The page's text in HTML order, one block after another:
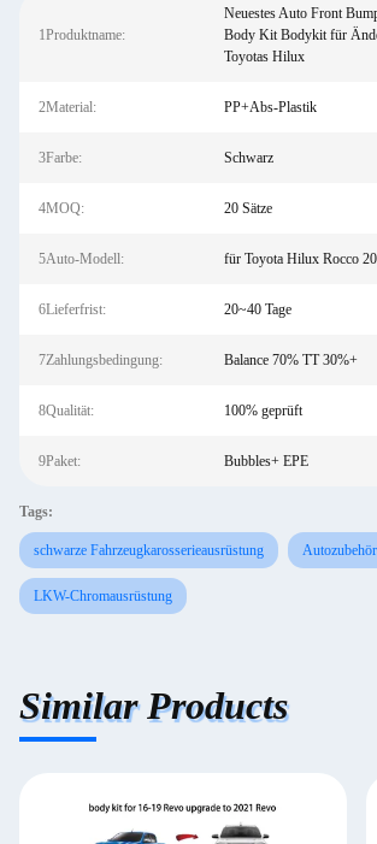
1Produktname:
Neuestes Auto Front
Body Kit Bodykit für
Toyotas Hilux
2Material: PP+Abs-Plastik
3Farbe: Schwarz
4MOQ: 20 Sätze
5Auto-Modell: für Toyota Hilux Rocco
6Lieferfrist: 20~40 Tage
7Zahlungsbedingung: Balance 70% TT 30%+
8Qualität: 100% geprüft
9Paket: Bubbles+ EPE
Tags:
schwarze Fahrzeugkarosserieausrüstung
LKW-Chromausrüstung
Similar Products